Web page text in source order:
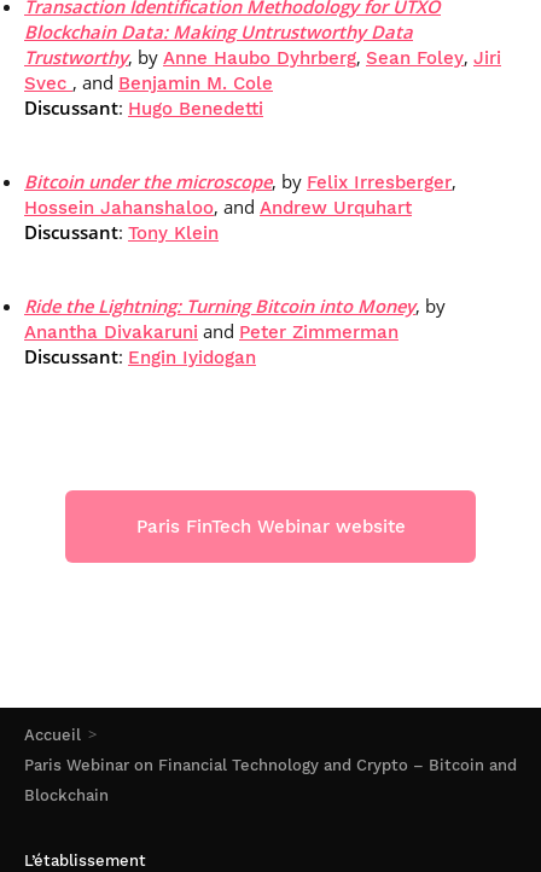
Accueil
Paris Webinar on Financial Technology and Crypto – Bitcoin and
Blockchain
Transaction Identification Methodology for UTXO
Blockchain Data: Making Untrustworthy Data
Trustworthy, by Anne Haubo Dyhrberg, Sean Foley, Jiri
Svec , and Benjamin M. Cole
Discussant: Hugo Benedetti
Bitcoin under the microscope, by Felix Irresberger,
Hossein Jahanshaloo, and Andrew Urquhart
Discussant: Tony Klein
Ride the Lightning: Turning Bitcoin into Money, by
Anantha Divakaruni and Peter Zimmerman
Discussant: Engin Iyidogan
Paris FinTech Webinar website
L’établissement